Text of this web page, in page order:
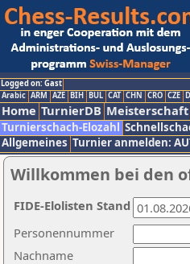
Logged on: Gast
Arabic ARM AZE BIH BUL CAT CHN CRO CZE
Home TurnierDB Meisterschaft
Turnierschach-Elozahl
Allgemeines Turnier anmelden:
Willkommen bei den
Nachname
Personennummer
FIDE-Elolisten Stand